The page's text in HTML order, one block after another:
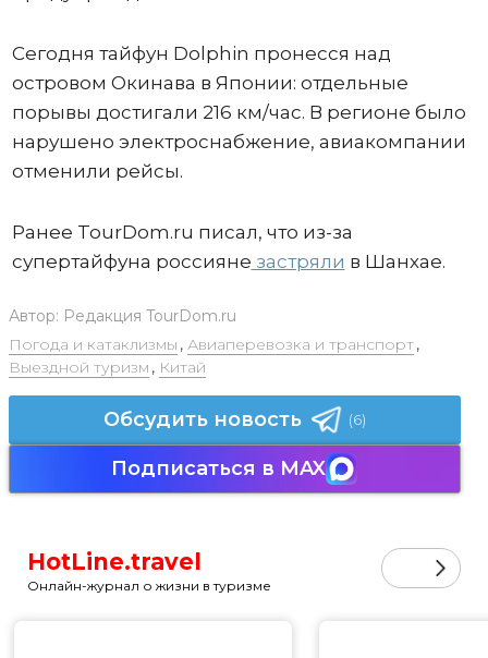
Сегодня тайфун Dolphin пронесся над
островом Окинава в Японии: отдельные
порывы достигали 216 км/час. В регионе было
нарушено электроснабжение, авиакомпании
отменили рейсы.
Ранее TourDom.ru писал, что из-за
супертайфуна россияне застряли в Шанхае.
Автор: Редакция TourDom.ru
Погода и катаклизмы , Авиаперевозка и транспорт,
Выездной туризм , Китай
Обсудить новость (6)
Подписаться в MAX
HotLine.travel
Онлайн-журнал о жизни в туризме